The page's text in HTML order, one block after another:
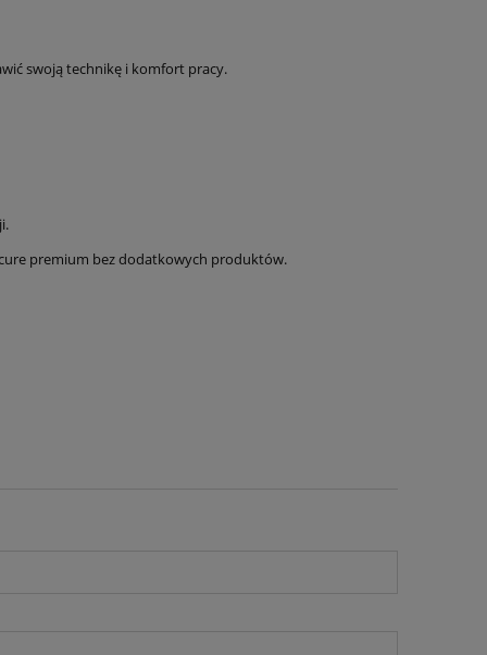
swoją technikę i komfort pracy.
premium bez dodatkowych produktów.